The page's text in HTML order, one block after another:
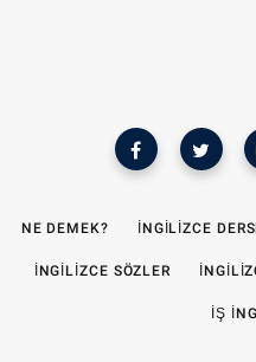
NE DEMEK? İNGILIZCE
İNGILIZCE SÖZLER
İŞ